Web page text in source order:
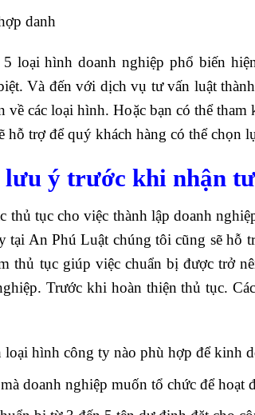
danh
5 loại hình doanh nghiệp phổ biến
Và đến với dịch vụ tư vấn luật
về các loại hình. Hoặc bạn có thể
hỗ trợ để quý khách hàng có thể chọn
lưu ý trước khi nhận
thủ tục cho việc thành lập doanh
tại An Phú Luật chúng tôi cũng sẽ hỗ
thủ tục giúp việc chuẩn bị được trở
Trước khi hoàn thiện thủ tục.
loại hình công ty nào phù hợp để kinh
doanh nghiệp muốn tổ chức để hoạt